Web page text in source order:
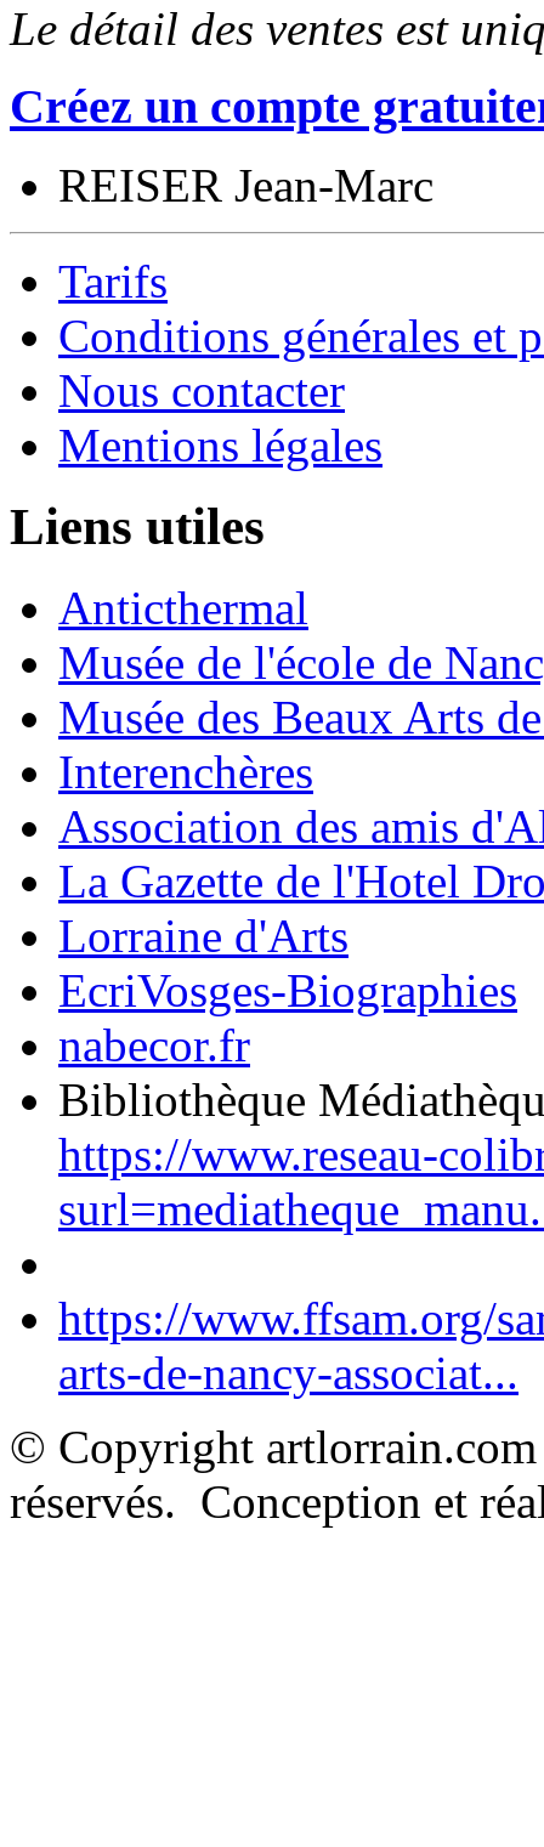
Le détail des ventes est
Créez un compte
REISER Jean-Marc
Tarifs
Conditions générales et
Nous contacter
Mentions légales
Liens utiles
Anticthermal
Musée de l'école de
Musée des Beaux Arts
Interenchères
Association des amis
La Gazette de l'Hotel
Lorraine d'Arts
EcriVosges-Biographies
nabecor.fr
Bibliothèque
https://www.reseau-
https://www.ffsam.org/
arts-de-nancy-associat...
© Copyright
réservés. Conception et